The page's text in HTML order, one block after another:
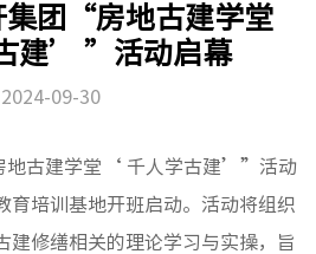
经典项
基层动
媒体聚
集团“房地古建学堂
建’ ”活动启幕
2024-09-30
地古建学堂‘ 千人学古建’”活动
育培训基地开班启动。活动将组织
建修缮相关的理论学习与实操，旨